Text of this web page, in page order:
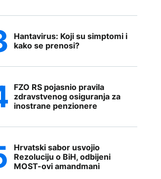
Hantavirus: Koji su simptomi i
kako se prenosi?
FZO RS pojasnio pravila
zdravstvenog osiguranja za
inostrane penzionere
Hrvatski sabor usvojio
Rezoluciju o BiH, odbijeni
MOST-ovi amandmani